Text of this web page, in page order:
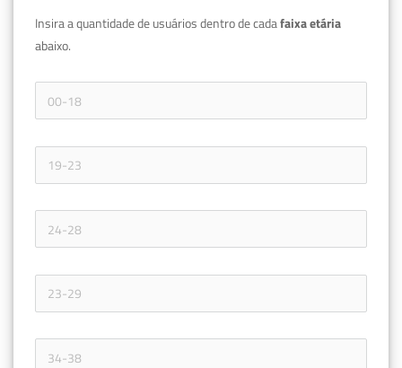
Insira a quantidade de usuários dentro de cada
abaixo.